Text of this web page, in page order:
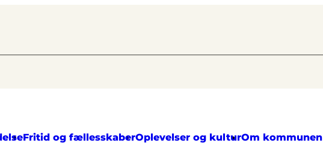
Fritid og fællesskaberOplevelser og kulturOm kommunen